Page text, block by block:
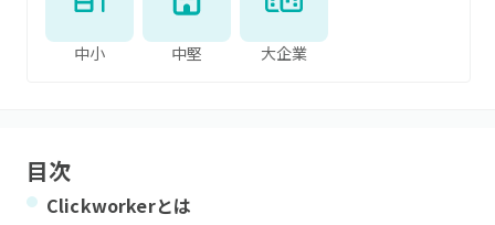
中小 中堅 大企業
目次
Clickworkerとは